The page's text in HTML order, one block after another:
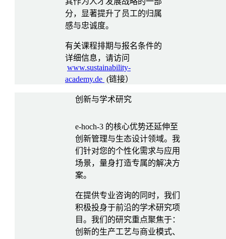
分，显著提升了员工的归属
感与忠诚度。
有关课程排期与报名条件的
详细信息，请访问
www.sustainability-
academy.de (链接）
创新与学术研究
e-hoch-3 的核心优势还延伸至
创新管理与生态设计领域。我
们针对您的个性化需求与应用
场景，量身打造专属的解决方
案。
在提供专业咨询的同时，我们
积极投身于前沿的学术研究项
目。我们的研究重点聚焦于：
创新的生产工艺与商业模式、